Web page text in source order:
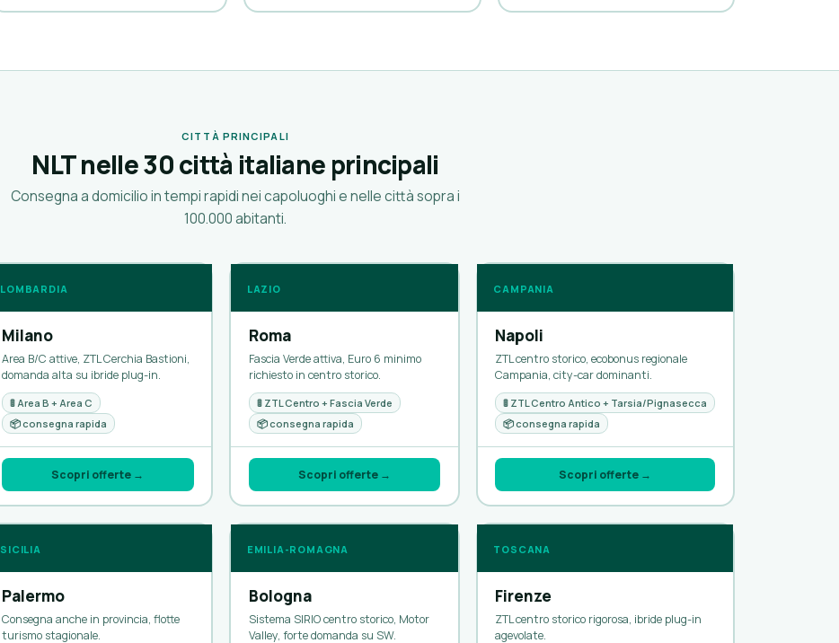
CITTÀ PRINCIPALI
NLT nelle 30 città italiane principali
Consegna a domicilio in tempi rapidi nei capoluoghi e nelle città sopra i
100.000 abitanti.
LOMBARDIA
Milano
Area B/C attive, ZTL Cerchia Bastioni,
domanda alta su ibride plug-in.
🚦 Area B + Area C
📦 consegna rapida
Scopri offerte →
LAZIO
Roma
Fascia Verde attiva, Euro 6 minimo
richiesto in centro storico.
🚦 ZTL Centro + Fascia Verde
📦 consegna rapida
Scopri offerte →
CAMPANIA
Napoli
ZTL centro storico, ecobonus regionale
Campania, city-car dominanti.
🚦 ZTL Centro Antico + Tarsia/Pignasecca
📦 consegna rapida
Scopri offerte →
SICILIA
Palermo
Consegna anche in provincia, flotte
turismo stagionale.
EMILIA-ROMAGNA
Bologna
Sistema SIRIO centro storico, Motor
Valley, forte domanda su SW.
TOSCANA
Firenze
ZTL centro storico rigorosa, ibride plug-in
agevolate.